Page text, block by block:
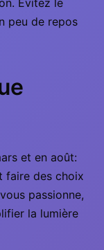
Évitez le
peu de repos
et en août:
faire des choix
passionne,
la lumière